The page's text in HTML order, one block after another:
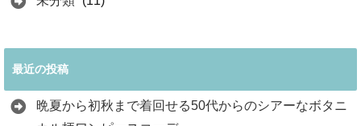
最近の投稿
晩夏から初秋まで着回せる50代からのシアーなボタニ